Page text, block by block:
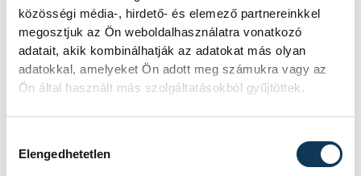
közösségi média-, hirdető- és elemező partnereinkkel
megosztjuk az Ön weboldalhasználatra vonatkozó
adatait, akik kombinálhatják az adatokat más olyan
adatokkal, amelyeket Ön adott meg számukra vagy az
Ön által használt más szolgáltatásokból gyűjtöttek.
Elengedhetetlen
SZERZŐ
vehirsport.hu